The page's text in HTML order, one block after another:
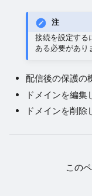
注
接続を設定する
ある必要があり
配信後の保護の
ドメインを編集
ドメインを削除
この